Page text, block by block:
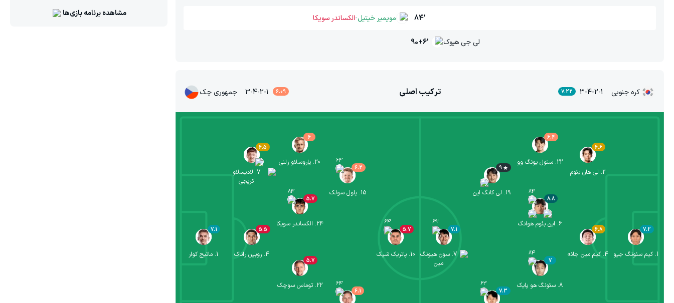
84' ‫مویمیر خیتیل-الکساندر سویکا
90+6' لی جی هیوک
ترکیب اصلی کره جنوبی 3-4-2-1
7.22
6.09
3-4-2-1 جمهوری چک
1
. کیم سئونگ جیو
7.2
4
.کیم مین جائه
6.8
2
. لی هان بئوم
6.6
8
. سئونگ هو پایک
7
84'
6
. این بئوم هوانگ
8.8
84'
22
. سئول یونگ وو
6.4
7.3
62'
19
. لی کانگ این
9
7
. سون هیونگ
مین
7.1
69'
1
. ماتیج کوار
7.1
4
.روبین راناک
5.5
7
. لادیسلاو
کریجی
6.5
22
.توماس سوچک
5.7
24
. الکساندر سویکا
5.7
84'
20
. یاروسلاو زلنی
6
6.1
64'
15
.پاول سولک
6.2
64'
10
.پاتریک شیک
5.7
64'
مشاهده برنامه بازی‌ها